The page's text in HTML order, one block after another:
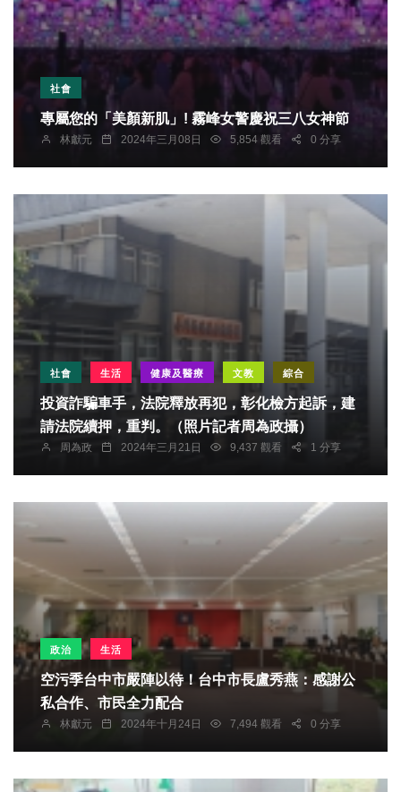
社會
專屬您的「美顏新肌」! 霧峰女警慶祝三八女神節
林獻元 2024年三月08日 5,854 觀看 0 分享
社會 生活 健康及醫療 文教 綜合
投資詐騙車手，法院釋放再犯，彰化檢方起訴，建
請法院續押，重判。（照片記者周為政攝）
周為政 2024年三月21日 9,437 觀看 1 分享
政治 生活
空污季台中市嚴陣以待！台中市長盧秀燕：感謝公
私合作、市民全力配合
林獻元 2024年十月24日 7,494 觀看 0 分享